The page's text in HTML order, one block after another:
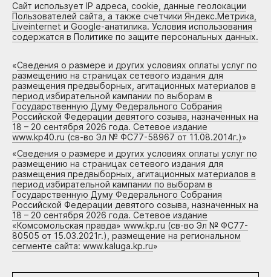
Сайт использует IP адреса, cookie, данные геолокации
Пользователей сайта, а также счетчики Яндекс.Метрика,
Liveinternet и Google-анатилика. Условия использования
содержатся в Политике по защите персональных данных.
«Сведения о размере и других условиях оплаты услуг по
размещению на страницах сетевого издания для
размещения предвыборных, агитационных материалов в
период избирательной кампании по выборам в
Государственную Думу Федерального Собрания
Российской Федерации девятого созыва, назначенных на
18 – 20 сентября 2026 года. Сетевое издание
www.kp40.ru (св-во Эл № ФС77-58967 от 11.08.2014г.)»
«Сведения о размере и других условиях оплаты услуг по
размещению на страницах сетевого издания для
размещения предвыборных, агитационных материалов в
период избирательной кампании по выборам в
Государственную Думу Федерального Собрания
Российской Федерации девятого созыва, назначенных на
18 – 20 сентября 2026 года. Сетевое издание
«Комсомольская правда» www.kp.ru (св-во Эл № ФС77-
80505 от 15.03.2021г.), размещение на региональном
сегменте сайта: www.kaluga.kp.ru»